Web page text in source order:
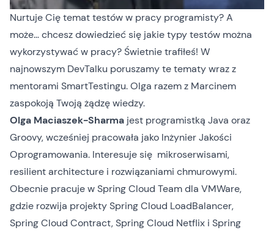
Nurtuje Cię temat testów w pracy programisty? A
może… chcesz dowiedzieć się jakie typy testów można
wykorzystywać w pracy? Świetnie trafiłeś! W
najnowszym DevTalku poruszamy te tematy wraz z
mentorami SmartTestingu. Olga razem z Marcinem
zaspokoją Twoją żądzę wiedzy.
Olga Maciaszek-Sharma jest programistką Java oraz
Groovy, wcześniej pracowała jako Inżynier Jakości
Oprogramowania. Interesuje się mikroserwisami,
resilient architecture i rozwiązaniami chmurowymi.
Obecnie pracuje w Spring Cloud Team dla VMWare,
gdzie rozwija projekty Spring Cloud LoadBalancer,
Spring Cloud Contract, Spring Cloud Netflix i Spring